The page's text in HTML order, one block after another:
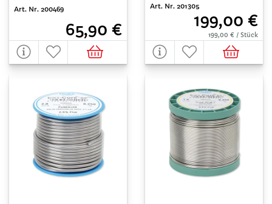
Art. Nr. 200469
65,90 €
Art. Nr. 201305
199,00 €
199,00 € / Stück